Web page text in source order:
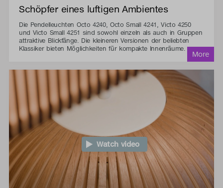
Schöpfer eines luftigen Ambientes
Die Pendelleuchten Octo 4240, Octo Small 4241, Victo 4250
und Victo Small 4251 sind sowohl einzeln als auch in Gruppen
attraktive Blickfänge. Die kleineren Versionen der beliebten
Klassiker bieten Möglichkeiten für kompakte Innenräume.
Watch video